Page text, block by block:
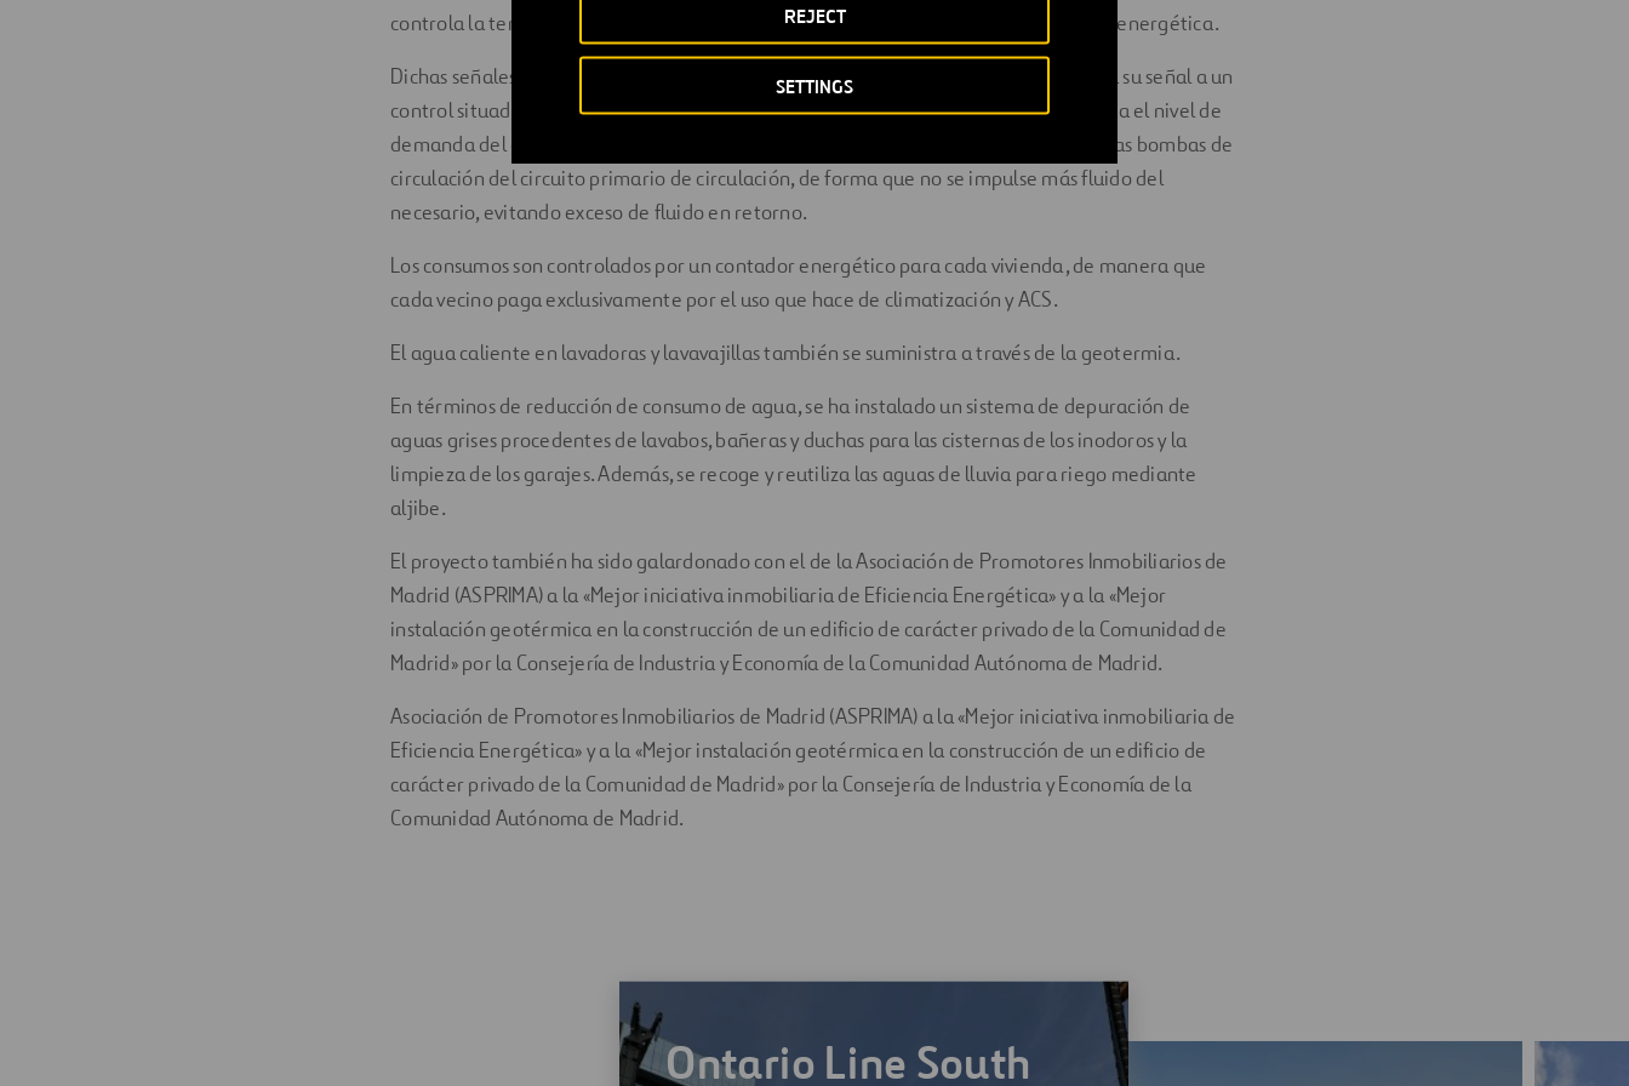
SETTINGS
REJECT
controla la temperatura de frio y calor de forma individual, mejorando la eficiencia energética.
Dichas señales son recibidas por una centralita instalada en cada vivienda que envía su señal a un
control situado en la sala de geotermia. Con las señales recibidas, este control evalúa el nivel de
demanda del edificio y se adecúa a él; por ejemplo, elige el régimen de trabajo de las bombas de
circulación del circuito primario de circulación, de forma que no se impulse más fluido del
necesario, evitando exceso de fluido en retorno.
Los consumos son controlados por un contador energético para cada vivienda, de manera que
cada vecino paga exclusivamente por el uso que hace de climatización y ACS.
El agua caliente en lavadoras y lavavajillas también se suministra a través de la geotermia.
En términos de reducción de consumo de agua, se ha instalado un sistema de depuración de
aguas grises procedentes de lavabos, bañeras y duchas para las cisternas de los inodoros y la
limpieza de los garajes. Además, se recoge y reutiliza las aguas de lluvia para riego mediante
aljibe.
El proyecto también ha sido galardonado con el de la Asociación de Promotores Inmobiliarios de
Madrid (ASPRIMA) a la «Mejor iniciativa inmobiliaria de Eficiencia Energética» y a la «Mejor
instalación geotérmica en la construcción de un edificio de carácter privado de la Comunidad de
Madrid» por la Consejería de Industria y Economía de la Comunidad Autónoma de Madrid.
Asociación de Promotores Inmobiliarios de Madrid (ASPRIMA) a la «Mejor iniciativa inmobiliaria de
Eficiencia Energética» y a la «Mejor instalación geotérmica en la construcción de un edificio de
carácter privado de la Comunidad de Madrid» por la Consejería de Industria y Economía de la
Comunidad Autónoma de Madrid.
Ontario Line South